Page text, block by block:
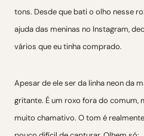
tons. Desde que bati o olho nesse
ajuda das meninas no Instagram,
vários que eu tinha comprado.
Apesar de ele ser da linha neon da
gritante. É um roxo fora do comum,
muito chamativo. O tom é